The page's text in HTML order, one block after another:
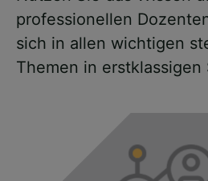
professionellen
sich in allen wichtigen
Themen in erstklassigen